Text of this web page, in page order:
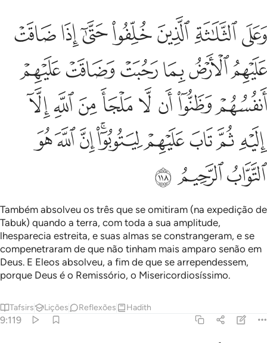
وعلى الثلاثة الذين خلفوا حتى اذا ضاقت عليهم الارض بما رحبت وضاقت
وَعَلَى ٱلثَّلَـٰثَةِ ٱلَّذِينَ خُلِّفُوا۟ حَتَّىٰٓ إِذَا ضَاقَتْ عَلَيْهِمُ
ﱁﱂﱃﱄﱅﱆﱇ
ﱈﱉﱊﱋﱌﱍ
ﱎﱏﱐ ﱑﱒﱓﱔﱕ
ﱖﱗﱘﱙﱚﱛﱜﱝﱞ
ﱟﱠﱡ
Também absolveu os três que se omitiram (na expedição de
Tabuk) quando a terra, com toda a sua amplitude,
lhesparecia estreita, e suas almas se constrangeram, e se
compenetraram de que não tinham mais amparo senão em
Deus. E Eleos absolveu, a fim de que se arrependessem,
porque Deus é o Remissório, o Misericordiosíssimo.
Tafsirs Lições Reflexões Hadith
9:119